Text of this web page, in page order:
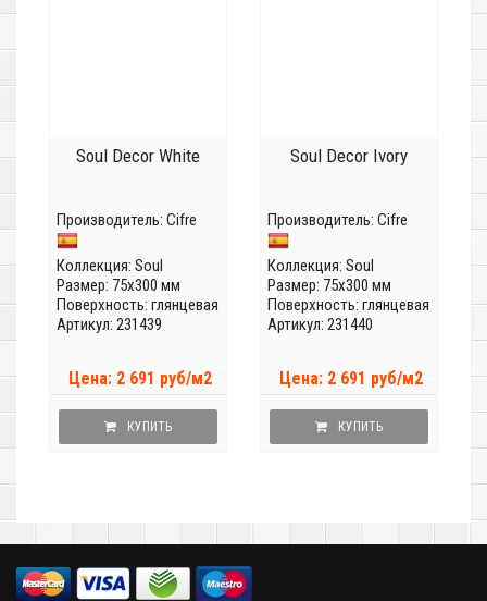
Soul Decor White
Производитель: Cifre
Коллекция: Soul
Размер: 75x300 мм
Поверхность: глянцевая
Артикул: 231439
Цена: 2 691 руб/м2
КУПИТЬ
Soul Decor Ivory
Производитель: Cifre
Коллекция: Soul
Размер: 75x300 мм
Поверхность: глянцевая
Артикул: 231440
Цена: 2 691 руб/м2
КУПИТЬ